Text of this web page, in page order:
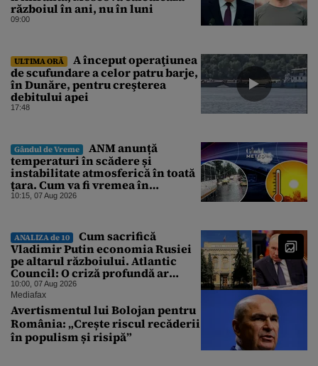
războiul în ani, nu în luni
09:00
ULTIMA ORĂ
A început operaţiunea
de scufundare a celor patru barje,
în Dunăre, pentru creşterea
debitului apei
17:48
Gândul de Vreme
ANM anunță
temperaturi în scădere și
instabilitate atmosferică în toată
țara. Cum va fi vremea în
București și când vin vijeliile
10:15, 07 Aug 2026
ANALIZA de 10
Cum sacrifică
Vladimir Putin economia Rusiei
pe altarul războiului. Atlantic
Council: O criză profundă ar
putea forța Kremlinul să apeleze
la ultimele resurse ale Băncii
Centrale
10:00, 07 Aug 2026
Mediafax
Avertismentul lui Bolojan pentru
România: „Crește riscul recăderii
în populism și risipă”